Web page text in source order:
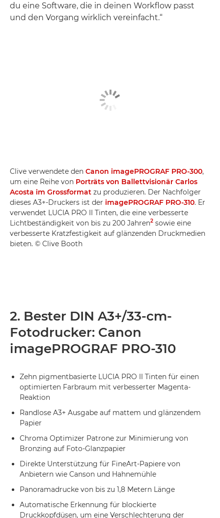
du eine Software, die in deinen Workflow passt
und den Vorgang wirklich vereinfacht.“
Clive verwendete den Canon imagePROGRAF PRO-300,
um eine Reihe von Porträts von Ballettvisionär Carlos
Acosta im Grossformat zu produzieren. Der Nachfolger
dieses A3+-Druckers ist der imagePROGRAF PRO-310. Er
verwendet LUCIA PRO II Tinten, die eine verbesserte
Lichtbeständigkeit von bis zu 200 Jahren2 sowie eine
verbesserte Kratzfestigkeit auf glänzenden Druckmedien
bieten. © Clive Booth
2. Bester DIN A3+/33-cm-
Fotodrucker: Canon
imagePROGRAF PRO-310
Zehn pigmentbasierte LUCIA PRO II Tinten für einen
optimierten Farbraum mit verbesserter Magenta-
Reaktion
Randlose A3+ Ausgabe auf mattem und glänzendem
Papier
Chroma Optimizer Patrone zur Minimierung von
Bronzing auf Foto-Glanzpapier
Direkte Unterstützung für FineArt-Papiere von
Anbietern wie Canson und Hahnemühle
Panoramadrucke von bis zu 1,8 Metern Länge
Automatische Erkennung für blockierte
Druckkopfdüsen, um eine Verschlechterung der